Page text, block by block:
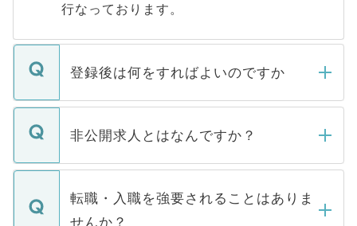
行なっております。
登録後は何をすればよいのですか
ご登録いただきましたら、弊社担当者がご
登録内容を確認し、その後メールもしくは
ます。通常、5営業日以内にはご連絡をせて
いただきますので、しばらくお待ちくださ
非公開求人とはなんですか？
マイナビDOCTORで取り扱っている求人の
うち約3割は、Webサイトからご覧いただ
けない「非公開求人」です。非公開求人は
転職・入職を強要されることはありま
せんか？